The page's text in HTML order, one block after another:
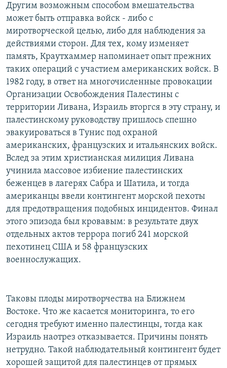
Другим возможным способом вмешательства
может быть отправка войск - либо с
миротворческой целью, либо для наблюдения за
действиями сторон. Для тех, кому изменяет
память, Краутхаммер напоминает опыт прежних
таких операций с участием американских войск. В
1982 году, в ответ на многочисленные провокации
Организации Освобождения Палестины с
территории Ливана, Израиль вторгся в эту страну, и
палестинскому руководству пришлось спешно
эвакуироваться в Тунис под охраной
американских, французских и итальянских войск.
Вслед за этим христианская милиция Ливана
учинила массовое избиение палестинских
беженцев в лагерях Сабра и Шатила, и тогда
американцы ввели контингент морской пехоты
для предотвращения подобных инцидентов. Финал
этого эпизода был кровавым: в результате двух
отдельных актов террора погиб 241 морской
пехотинец США и 58 французских
военнослужащих.
Таковы плоды миротворчества на Ближнем
Востоке. Что же касается мониторинга, то его
сегодня требуют именно палестинцы, тогда как
Израиль наотрез отказывается. Причины понять
нетрудно. Такой наблюдательный контингент будет
хорошей защитой для палестинцев от прямых